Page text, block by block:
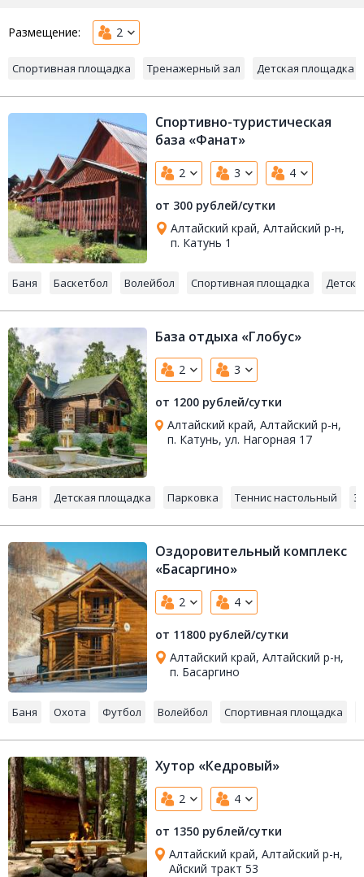
Размещение: 2
Спортивная площадка Тренажерный зал Детская площадка
Спортивно-туристическая
база «Фанат»
2 3 4
от 300 рублей/сутки
Алтайский край, Алтайский р-н,
п. Катунь 1
Баня Баскетбол Волейбол Спортивная площадка
База отдыха «Глобус»
2 3
от 1200 рублей/сутки
Алтайский край, Алтайский р-н,
п. Катунь, ул. Нагорная 17
Баня Детская площадка Парковка Теннис настольный
Оздоровительный комплекс
«Басаргино»
2 4
от 11800 рублей/сутки
Алтайский край, Алтайский р-н,
п. Басаргино
Баня Охота Футбол Волейбол Спортивная площадка
Хутор «Кедровый»
2 4
от 1350 рублей/сутки
Алтайский край, Алтайский р-н,
Айский тракт 53